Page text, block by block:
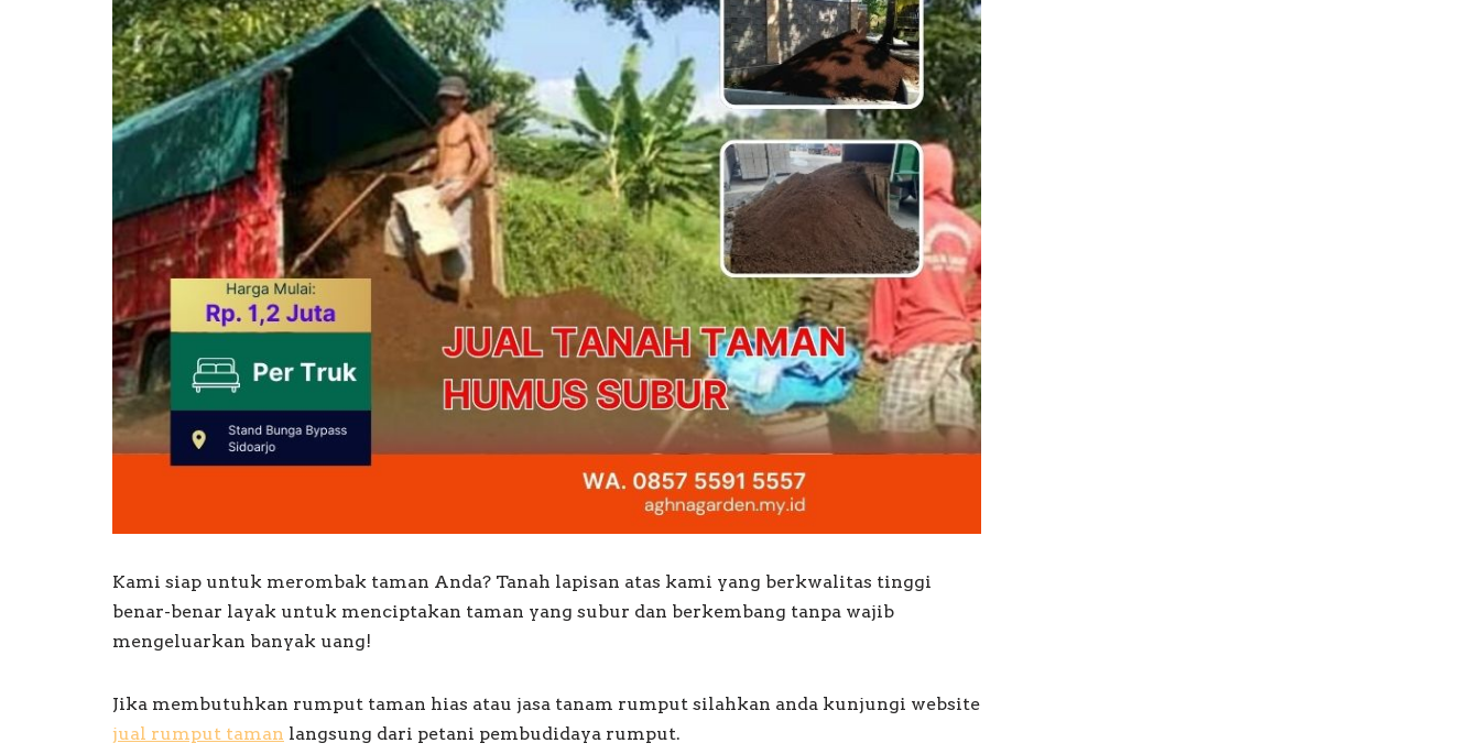
Kami siap untuk merombak taman Anda? Tanah lapisan atas kami yang berkwalitas tinggi
benar-benar layak untuk menciptakan taman yang subur dan berkembang tanpa wajib
mengeluarkan banyak uang!
Jika membutuhkan rumput taman hias atau jasa tanam rumput silahkan anda kunjungi website
jual rumput taman langsung dari petani pembudidaya rumput.